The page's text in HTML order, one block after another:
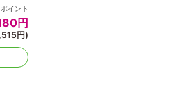
ポイント
円
円)